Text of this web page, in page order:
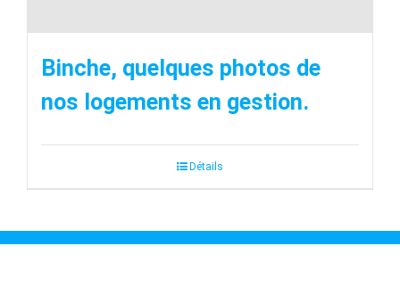
Binche, quelques photos de
nos logements en gestion.
Détails